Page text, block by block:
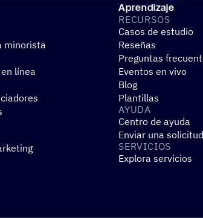
minorista
línea
Aprendizaje
RECUR­SOS
Casos de estudio
Reseñas
Preguntas
Eventos en vivo
Blog
Plantillas
AYUDA
Centro de ayuda
Enviar una
SERVI­CIOS
Explora servicios